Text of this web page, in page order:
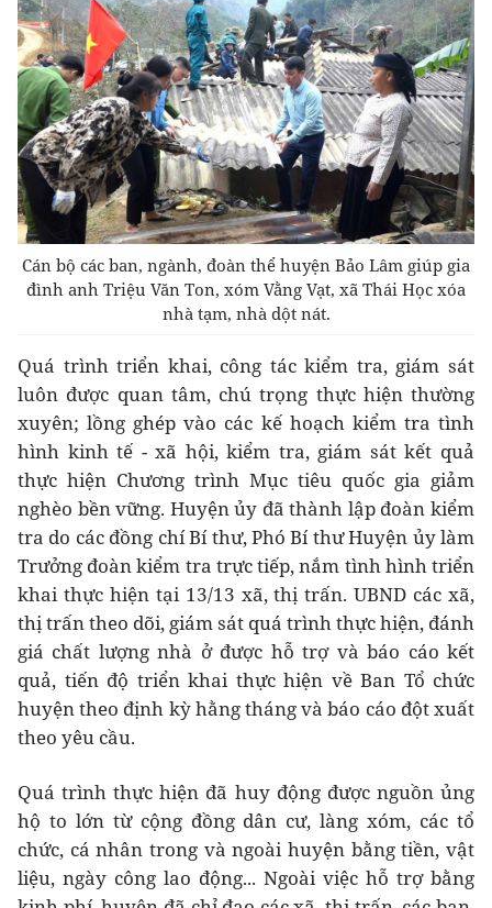
Cán bộ các ban, ngành, đoàn thể huyện Bảo Lâm giúp gia
đình anh Triệu Văn Ton, xóm Vằng Vạt, xã Thái Học xóa
nhà tạm, nhà dột nát.
Quá trình triển khai, công tác kiểm tra, giám sát
luôn được quan tâm, chú trọng thực hiện thường
xuyên; lồng ghép vào các kế hoạch kiểm tra tình
hình kinh tế - xã hội, kiểm tra, giám sát kết quả
thực hiện Chương trình Mục tiêu quốc gia giảm
nghèo bền vững. Huyện ủy đã thành lập đoàn kiểm
tra do các đồng chí Bí thư, Phó Bí thư Huyện ủy làm
Trưởng đoàn kiểm tra trực tiếp, nắm tình hình triển
khai thực hiện tại 13/13 xã, thị trấn. UBND các xã,
thị trấn theo dõi, giám sát quá trình thực hiện, đánh
giá chất lượng nhà ở được hỗ trợ và báo cáo kết
quả, tiến độ triển khai thực hiện về Ban Tổ chức
huyện theo định kỳ hằng tháng và báo cáo đột xuất
theo yêu cầu.
Quá trình thực hiện đã huy động được nguồn ủng
hộ to lớn từ cộng đồng dân cư, làng xóm, các tổ
chức, cá nhân trong và ngoài huyện bằng tiền, vật
liệu, ngày công lao động... Ngoài việc hỗ trợ bằng